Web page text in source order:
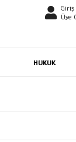
Giriş
Üye
HUKUK